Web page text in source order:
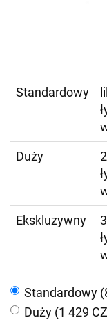
Standardowy
Duży
Ekskluzywny
Standardowy
Duży (1 429